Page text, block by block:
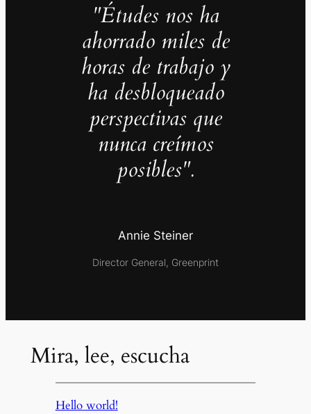
"Études nos ha
ahorrado miles de
horas de trabajo y
ha desbloqueado
perspectivas que
nunca creímos
posibles".
Annie Steiner
Director General, Greenprint
Mira, lee, escucha
Hello world!